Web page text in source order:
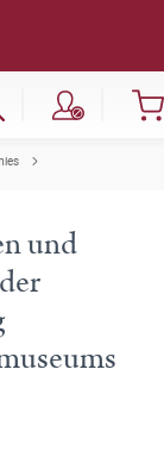
und